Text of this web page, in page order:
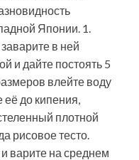
Японии. 1.
в ней
и дайте постоять 5
влейте воду
до кипения,
плотной
рисовое тесто.
варите на среднем